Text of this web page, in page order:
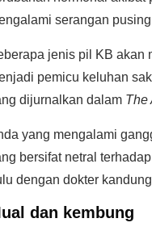
serangan
jenis pil KB akan
pemicu keluhan
dijurnalkan dalam The
yang mengalami
bersifat netral
dengan dokter
dan kembung